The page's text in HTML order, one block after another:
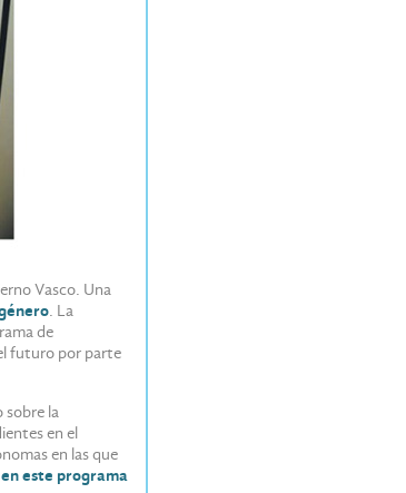
Vasco. Una
. La
de
futuro por parte
sobre la
en el
en las que
este programa